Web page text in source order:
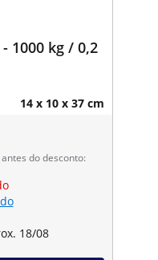
1000 kg / 0,2
14 x 10 x 37 cm
do desconto:
18/08